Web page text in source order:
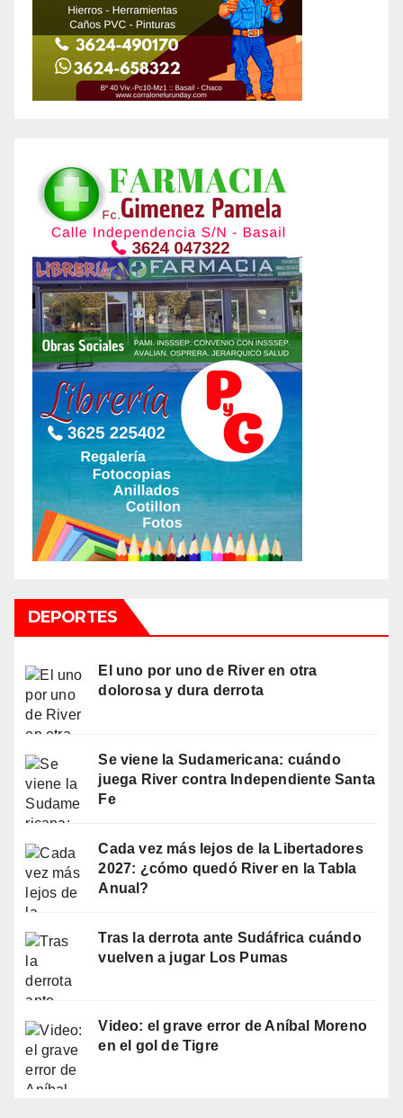
DEPORTES
El uno por uno de River en otra
dolorosa y dura derrota
Se viene la Sudamericana: cuándo
juega River contra Independiente Santa
Fe
Cada vez más lejos de la Libertadores
2027: ¿cómo quedó River en la Tabla
Anual?
Tras la derrota ante Sudáfrica cuándo
vuelven a jugar Los Pumas
Video: el grave error de Aníbal Moreno
en el gol de Tigre